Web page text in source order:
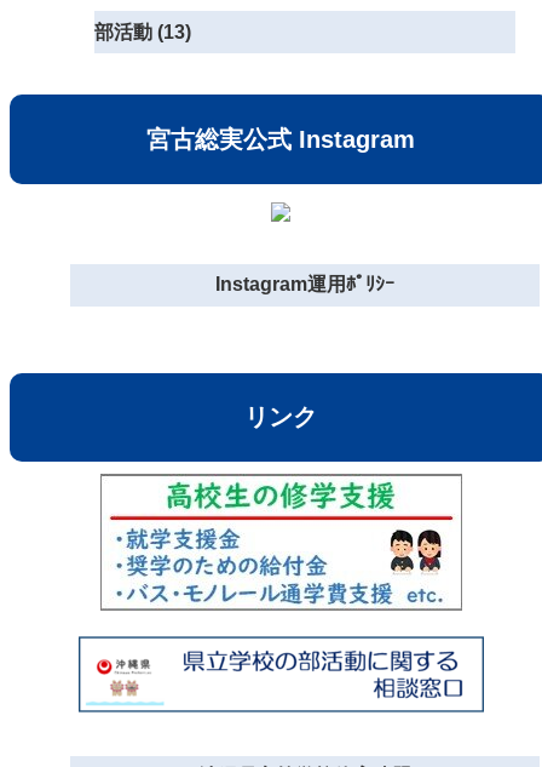
部活動 (13)
宮古総実公式 Instagram
Instagram運用ﾎﾟﾘｼｰ
リンク